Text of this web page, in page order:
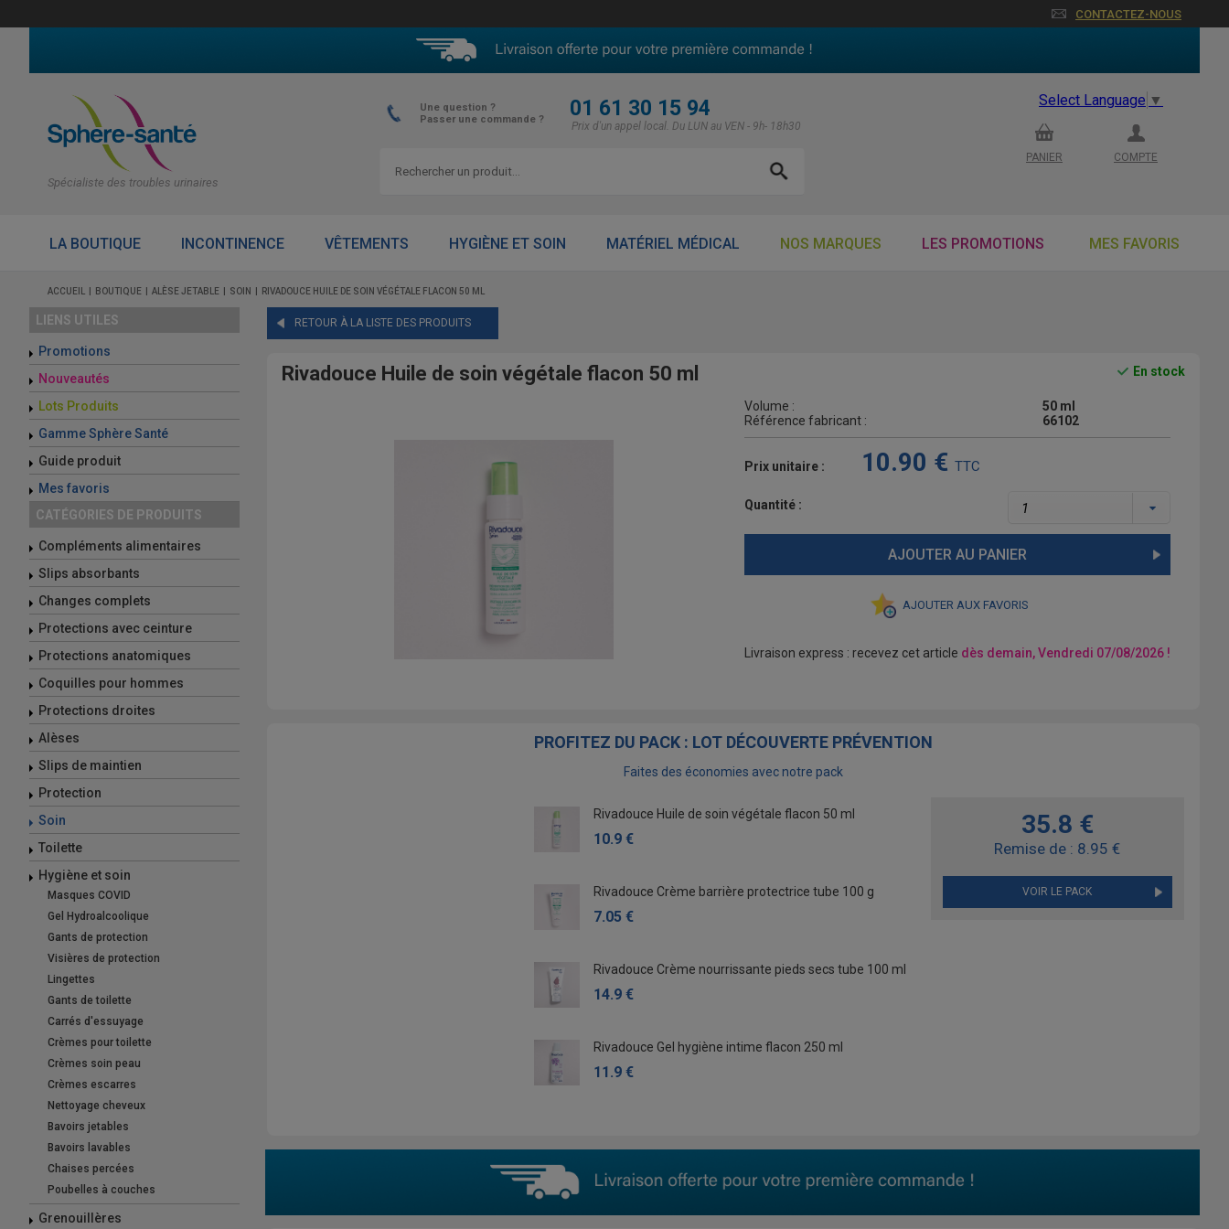
CONTACTEZ-NOUS
Spécialiste des troubles urinaires
Une question ?
Passer une commande ?
01 61 30 15 94
Prix d'un appel local. Du LUN au VEN - 9h- 18h30
Select Language ▼
PANIER COMPTE
LA BOUTIQUE INCONTINENCE VÊTEMENTS HYGIÈNE ET SOIN MATÉRIEL MÉDICAL NOS MARQUES LES PROMOTIONS MES FAVORIS
ACCUEIL BOUTIQUE ALÈSE JETABLE SOIN RIVADOUCE HUILE DE SOIN VÉGÉTALE FLACON 50 ML
LIENS UTILES
Promotions
Nouveautés
Lots Produits
Gamme Sphère Santé
Guide produit
Mes favoris
CATÉGORIES DE PRODUITS
Compléments alimentaires
Slips absorbants
Changes complets
Protections avec ceinture
Protections anatomiques
Coquilles pour hommes
Protections droites
Alèses
Slips de maintien
Protection
Soin
Toilette
Hygiène et soin
Masques COVID
Gel Hydroalcoolique
Gants de protection
Visières de protection
Lingettes
Gants de toilette
Carrés d'essuyage
Crèmes pour toilette
Crèmes soin peau
Crèmes escarres
Nettoyage cheveux
Bavoirs jetables
Bavoirs lavables
Chaises percées
Poubelles à couches
Grenouillères
RETOUR À LA LISTE DES PRODUITS
En stock
Rivadouce Huile de soin végétale flacon 50 ml
Volume :
50 ml
Référence fabricant :
66102
Prix unitaire : 10.90 € TTC
Quantité :
AJOUTER AU PANIER
AJOUTER AUX FAVORIS
Livraison express : recevez cet article dès demain, Vendredi 07/08/2026 !
PROFITEZ DU PACK : LOT DÉCOUVERTE PRÉVENTION
Faites des économies avec notre pack
Rivadouce Huile de soin végétale flacon 50 ml
10.9 €
Rivadouce Crème barrière protectrice tube 100 g
7.05 €
Rivadouce Crème nourrissante pieds secs tube 100 ml
14.9 €
Rivadouce Gel hygiène intime flacon 250 ml
11.9 €
35.8 €
Remise de : 8.95 €
VOIR LE PACK